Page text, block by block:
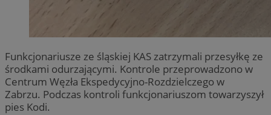
Funkcjonariusze ze śląskiej KAS zatrzymali przesyłkę ze
środkami odurzającymi. Kontrole przeprowadzono w
Centrum Węzła Ekspedycyjno-Rozdzielczego w
Zabrzu. Podczas kontroli funkcjonariuszom towarzyszył
pies Kodi.